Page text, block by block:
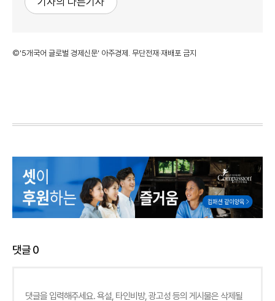
©'5개국어 글로벌 경제신문' 아주경제. 무단전재·재배포 금지
댓글0